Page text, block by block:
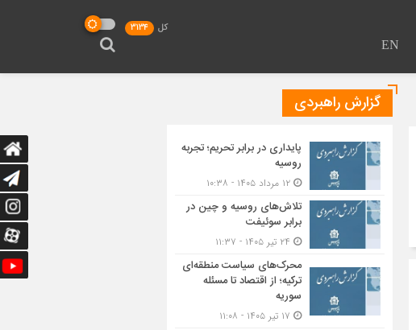
EN
کل 3134
گزارش راهبردی
پایداری در برابر تحریم؛ تجربه
روسیه
تلاش‌های روسیه و چین در
برابر سوئیفت
محرک‌های سیاست منطقه‌‎ای
ترکیه؛ از اقتصاد تا مسئله
سوریه